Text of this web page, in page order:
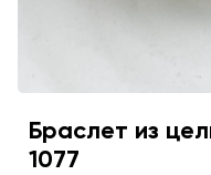
Браслет из
1077